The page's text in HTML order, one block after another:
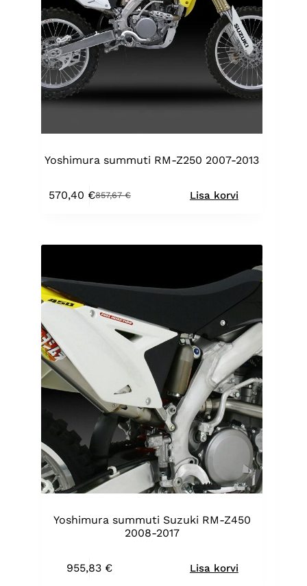
Yoshimura summuti RM-Z250 2007-2013
857,67€
Algne
570,40 €
Praegune
Lisa korvi
Yoshimura summuti Suzuki RM-Z450
2008-2017
955,83 € Lisa korvi